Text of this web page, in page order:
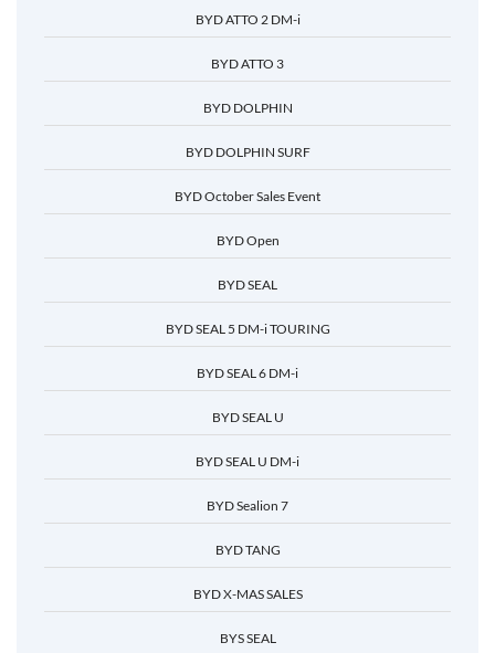
BYD ATTO 2 DM-i
BYD ATTO 3
BYD DOLPHIN
BYD DOLPHIN SURF
BYD October Sales Event
BYD Open
BYD SEAL
BYD SEAL 5 DM-i TOURING
BYD SEAL 6 DM-i
BYD SEAL U
BYD SEAL U DM-i
BYD Sealion 7
BYD TANG
BYD X-MAS SALES
BYS SEAL